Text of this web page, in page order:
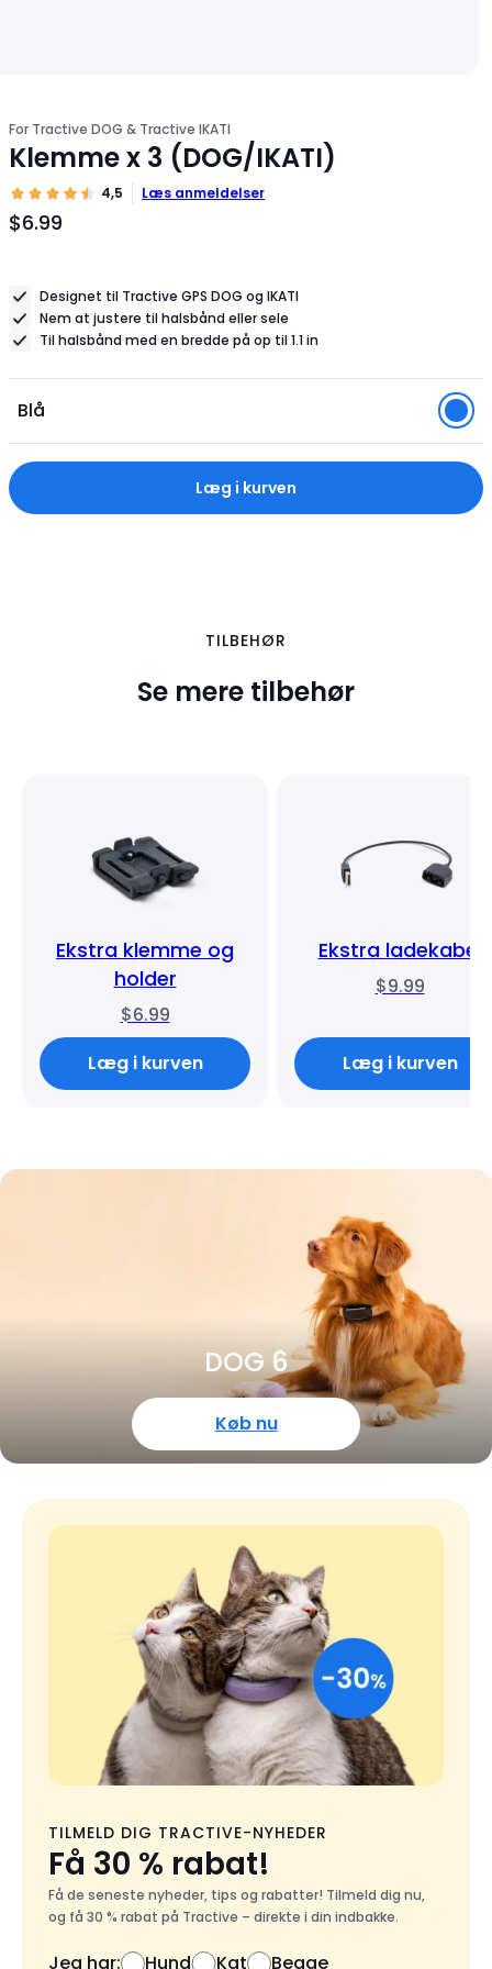
For Tractive DOG & Tractive IKATI
Klemme x 3 (DOG/IKATI)
4,5 Læs anmeldelser
$6.99
Produktpris
Designet til Tractive GPS DOG og IKATI
Nem at justere til halsbånd eller sele
Til halsbånd med en bredde på op til 1.1 in
Blå
Læg i kurven
TILBEHØR
Se mere tilbehør
Ekstra klemme og
holder
$6.99
Læg i kurven
Ekstra ladekabel
$9.99
Læg i kurven
DOG 6
Køb nu
TILMELD DIG TRACTIVE-NYHEDER
Få 30 % rabat!
Få de seneste nyheder, tips og rabatter! Tilmeld dig nu,
og få 30 % rabat på Tractive – direkte i din indbakke.
Jeg har: Hund Kat Begge